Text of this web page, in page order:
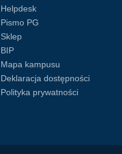
Helpdesk
Pismo PG
Sklep
BIP
Mapa kampusu
Deklaracja dostępności
Polityka prywatności